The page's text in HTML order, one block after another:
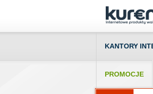
KANTORY
PROMOCJE